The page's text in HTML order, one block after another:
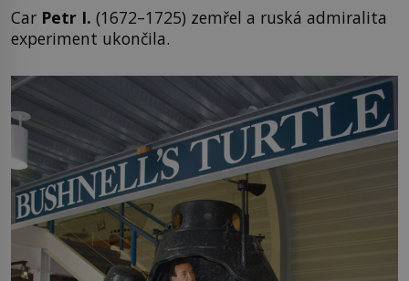
Car Petr I. (1672–1725) zemřel a ruská admiralita
experiment ukončila.